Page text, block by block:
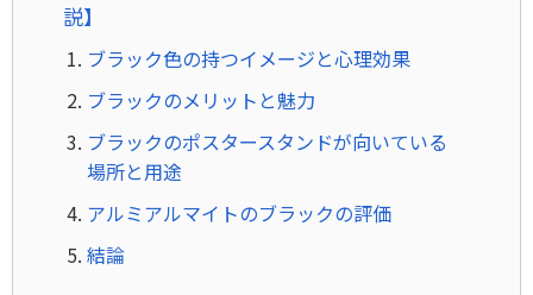
説】
ブラック色の持つイメージと心理効果
ブラックのメリットと魅力
ブラックのポスタースタンドが向いている
場所と用途
アルミアルマイトのブラックの評価
結論